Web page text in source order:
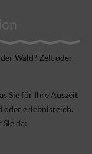
Wald? Zelt oder
Sie für Ihre Aus­zeit
oder erlebnis­reich.
da: